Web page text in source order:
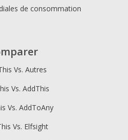
de consommation
Vs. Autres
Vs. AddThis
Vs. AddToAny
Vs. Elfsight